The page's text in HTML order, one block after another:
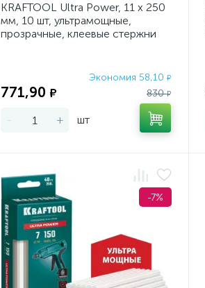
KRAFTOOL Ultra Power, 11 х 250
мм, 10 шт, ультрамощные,
прозрачные, клеевые стержни
Экономия 58,10 ₽
771,90 ₽ 830₽
- + шт
-7%